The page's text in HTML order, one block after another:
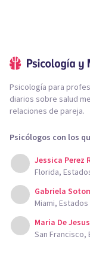
Psicología para
diarios sobre salud
relaciones de pareja.
Psicólogos con los
Jessica Perez
Florida,
Gabriela
Miami, Estados
Maria De
San Francisco,